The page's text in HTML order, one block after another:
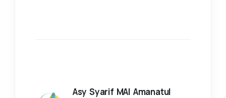
Asy Syarif MAI Amanatul